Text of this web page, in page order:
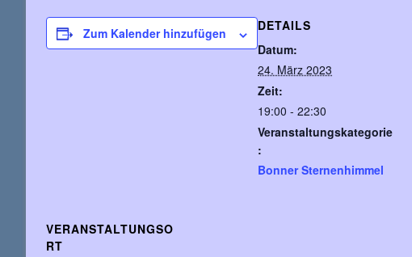
Zum Kalender hinzufügen
DETAILS
Datum:
24. März 2023
Zeit:
19:00 - 22:30
Veranstaltungskategorie
:
Bonner Sternenhimmel
VERANSTALTUNGSO
RT